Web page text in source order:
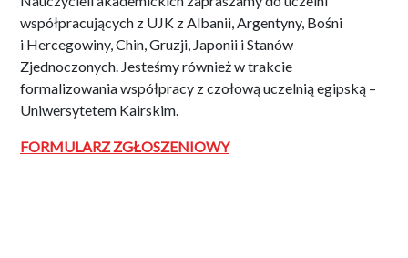
współpracujących z UJK z Albanii, Argentyny, Bośni
i Hercegowiny, Chin, Gruzji, Japonii i Stanów
Zjednoczonych. Jesteśmy również w trakcie
formalizowania współpracy z czołową uczelnią egipską –
Uniwersytetem Kairskim.
FORMULARZ ZGŁOSZENIOWY